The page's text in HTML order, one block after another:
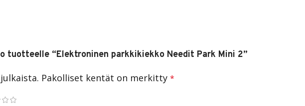
tuotteelle “Elektroninen parkkikiekko Needit Park Mini 2”
Pakolliset kentät on merkitty *